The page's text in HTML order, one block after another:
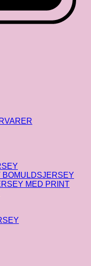
BOMULDSJERSEY
MED PRINT